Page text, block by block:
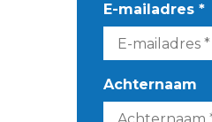
E-mailadres *
Achternaam